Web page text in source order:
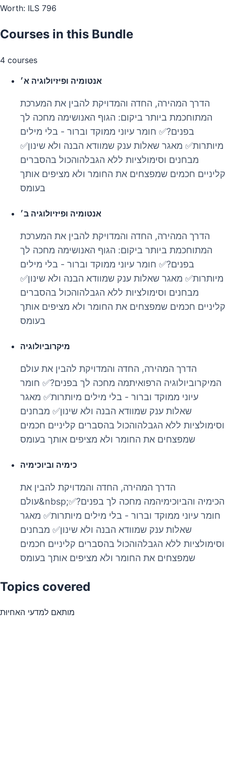
Worth: ILS 796
Courses in this Bundle
4 courses
אנטומיה ופיזיולוגיה א׳
הדרך המהירה, החדה והמדויקת להבין את המערכת
המתוחכמת ביותר ביקום: הגוף האנושימה מחכה לך
בפנים?✅ חומר עיוני ממוקד וברור - בלי מילים
מיותרות✅ מאגר שאלות ענק שמוודא הבנה ולא שינון✅
מבחנים וסימולציות ללא הגבלהוהכול בהסברים
קליניים חכמים שמפצחים את החומר ולא מציפים אותך
בעומס
אנטומיה ופיזיולוגיה ב׳
הדרך המהירה, החדה והמדויקת להבין את המערכת
המתוחכמת ביותר ביקום: הגוף האנושימה מחכה לך
בפנים?✅ חומר עיוני ממוקד וברור - בלי מילים
מיותרות✅ מאגר שאלות ענק שמוודא הבנה ולא שינון✅
מבחנים וסימולציות ללא הגבלהוהכול בהסברים
קליניים חכמים שמפצחים את החומר ולא מציפים אותך
בעומס
מיקרוביולוגיה
הדרך המהירה, החדה והמדויקת להבין את עולם
המיקרוביולוגיה הרפואיתמה מחכה לך בפנים?✅ חומר
עיוני ממוקד וברור - בלי מילים מיותרות✅ מאגר
שאלות ענק שמוודא הבנה ולא שינון✅ מבחנים
וסימולציות ללא הגבלהוהכול בהסברים קליניים חכמים
שמפצחים את החומר ולא מציפים אותך בעומס
כימיה וביוכימיה
הדרך המהירה, החדה והמדויקת להבין את
עולם&nbsp;הכימיה והביוכימיהמה מחכה לך בפנים?✅
חומר עיוני ממוקד וברור - בלי מילים מיותרות✅ מאגר
שאלות ענק שמוודא הבנה ולא שינון✅ מבחנים
וסימולציות ללא הגבלהוהכול בהסברים קליניים חכמים
שמפצחים את החומר ולא מציפים אותך בעומס
Topics covered
מותאם למדעי האחיוּת